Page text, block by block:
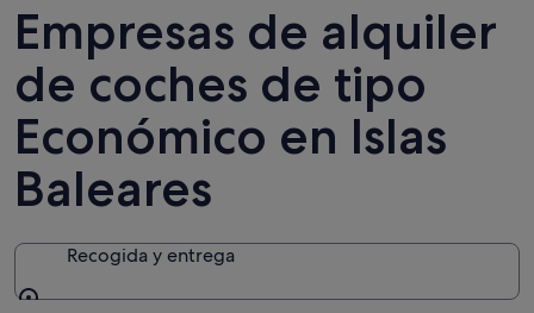
Empresas de alquiler
de coches de tipo
Económico en Islas
Baleares
Recogida y entrega